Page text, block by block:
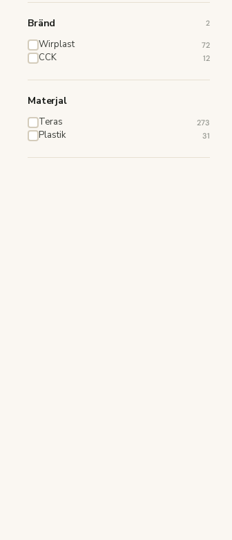
Bränd 2
Wirplast 72
CCK 12
Materjal
Teras 273
Plastik 31